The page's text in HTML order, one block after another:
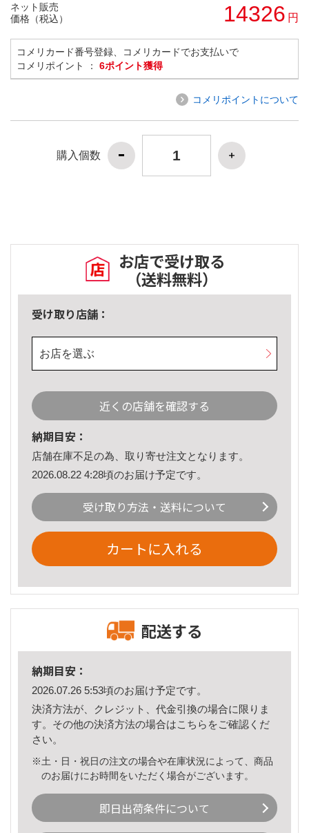
ネット販売
価格（税込）
14326 円
コメリカード番号登録、コメリカードでお支払いで
コメリポイント ： 6ポイント獲得
コメリポイントについて
購入個数
お店で受け取る
（送料無料）
受け取り店舗：
お店を選ぶ
近くの店舗を確認する
納期目安：
店舗在庫不足の為、取り寄せ注文となります。
2026.08.22 4:28頃のお届け予定です。
受け取り方法・送料について
カートに入れる
配送する
納期目安：
2026.07.26 5:53頃のお届け予定です。
決済方法が、クレジット、代金引換の場合に限りま
す。その他の決済方法の場合はこちら をご確認くだ
さい。
※土・日・祝日の注文の場合や在庫状況によって、商品
のお届けにお時間をいただく場合がございます。
即日出荷条件について